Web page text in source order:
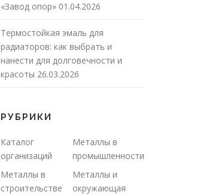
«Завод опор» 01.04.2026
Термостойкая эмаль для
радиаторов: как выбрать и
нанести для долговечности и
красоты 26.03.2026
РУБРИКИ
Каталог
организаций
Металлы в
промышленности
Металлы в
строительстве
Металлы и
окружающая